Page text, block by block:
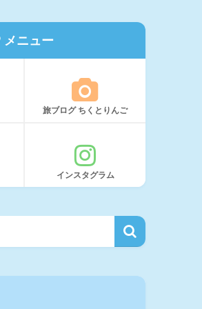
メニュー
旅ブログ ちくとりんご
インスタグラム